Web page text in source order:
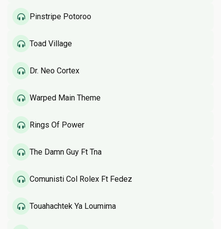
Pinstripe Potoroo
Toad Village
Dr. Neo Cortex
Warped Main Theme
Rings Of Power
The Damn Guy Ft Tna
Comunisti Col Rolex Ft Fedez
Touahachtek Ya Loumima